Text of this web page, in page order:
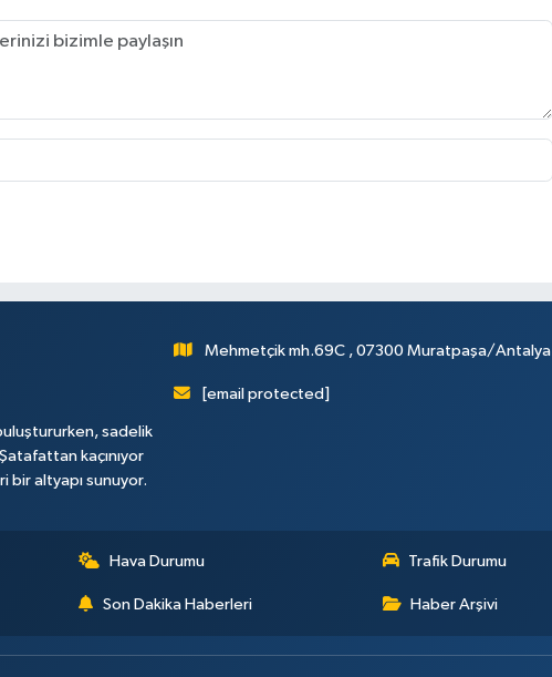
sadelik
kaçınıyor
bir altyapı sunuyor.
Mehmetçik mh.69C , 07300 Muratpaşa/Antalya
[email protected]
Hava Durumu Trafik Durumu
Son Dakika Haberleri Haber Arşivi